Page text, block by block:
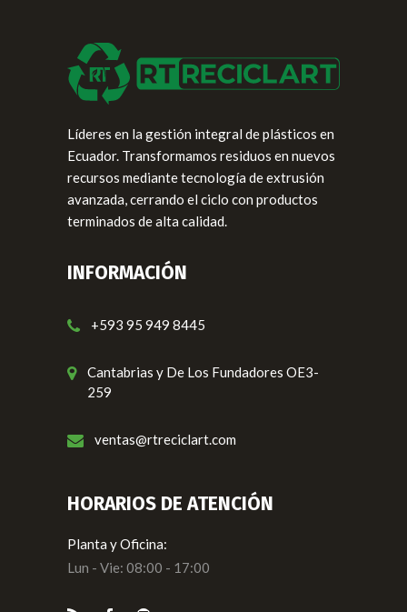
Líderes en la gestión integral de plásticos en
Ecuador. Transformamos residuos en nuevos
recursos mediante tecnología de extrusión
avanzada, cerrando el ciclo con productos
terminados de alta calidad.
INFORMACIÓN
+593 95 949 8445
Cantabrias y De Los Fundadores OE3-
259
ventas@rtreciclart.com
HORARIOS DE ATENCIÓN
Planta y Oficina:
Lun - Vie: 08:00 - 17:00